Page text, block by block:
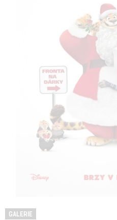
GALERIE